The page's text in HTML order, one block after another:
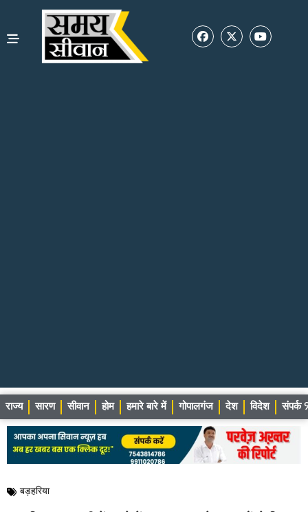
राज्य सारण सीवान होम हमारे बारे में गोपालगंज देश विदेश संपर्क
बड़हरिया